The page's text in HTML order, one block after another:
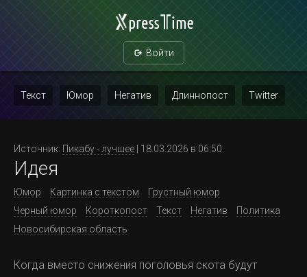
Войти
Текст Юмор Негатив Длиннопост Twitter
Повтор
Источник: Пикабу - лучшее | 18.03.2026 в 06:50
Идея
Юмор Картинка с текстом
Грустный юмор
Черный юмор
Короткопост Текст Негатив
Политика
Новосибирская область
Когда вместо снижения поголовья скота будут